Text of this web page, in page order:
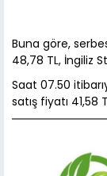
Buna göre,
48,78 TL, İngiliz
Saat 07.50
satış fiyatı 41,58